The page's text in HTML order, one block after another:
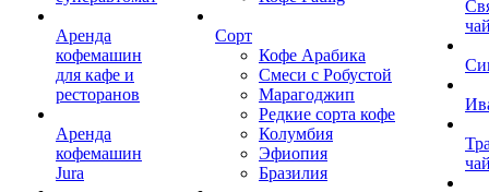
Аренда
кофемашин
для кафе и
ресторанов
Аренда
кофемашин
Jura
Сорт
Кофе Арабика
Смеси с Робустой
Марагоджип
Редкие сорта кофе
Колумбия
Эфиопия
Бразилия